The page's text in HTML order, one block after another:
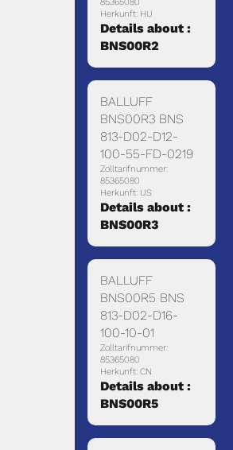
85365080
Herkunft: HU
Details about :
BNS00R2
BALLUFF
BNS00R3 BNS
813-D02-D12-
100-55-FD-0219
Zolltarifnummer:
85365080
Herkunft: US
Details about :
BNS00R3
BALLUFF
BNS00R5 BNS
813-D02-D16-
100-10-01
Zolltarifnummer:
85365080
Herkunft: CN
Details about :
BNS00R5